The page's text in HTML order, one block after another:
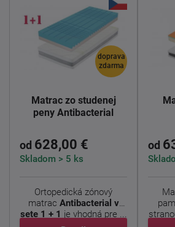
doprava
zdarma
Matrac zo studenej
peny Antibacterial
od 628,00 €
Skladom > 5 ks
Ortopedická zónový
matrac Antibacterial v
sete 1 + 1 je vhodná pre ...
od